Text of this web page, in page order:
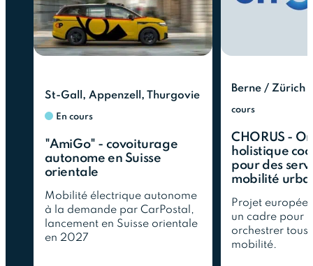
St-Gall, Appenzell, Thurgovie
En cours
"AmiGo" - covoiturage
autonome en Suisse
orientale
Mobilité électrique autonome
à la demande par CarPostal,
lancement en Suisse orientale
en 2027
Berne / Zürich
cours
CHORUS -
holistique
pour des
mobilité
Projet
un cadre pour
orchestrer tous
mobilité.